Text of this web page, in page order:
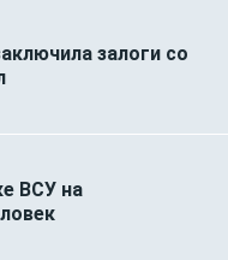
залоги со
ВСУ на